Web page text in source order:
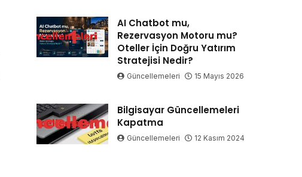
AI Chatbot mu,
Rezervasyon Motoru mu?
Oteller İçin Doğru Yatırım
Stratejisi Nedir?
Güncellemeleri 15 Mayıs 2026
Bilgisayar Güncellemeleri
Kapatma
Güncellemeleri 12 Kasım 2024